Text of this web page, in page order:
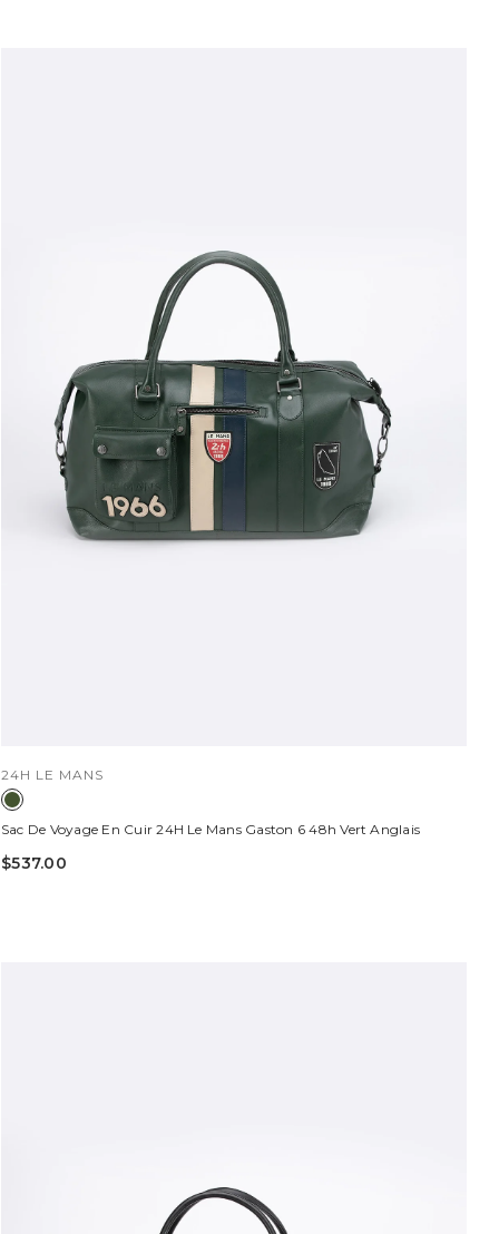
DISTRIBUTEUR :
24H LE MANS
Sac De Voyage En Cuir 24H Le Mans Gaston 6 48h Vert Anglais
$537.00